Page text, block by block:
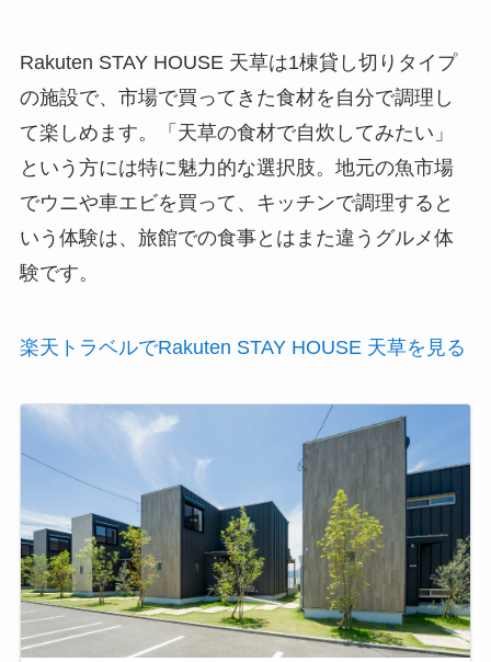
Rakuten STAY HOUSE 天草は1棟貸し切りタイプ
の施設で、市場で買ってきた食材を自分で調理し
て楽しめます。「天草の食材で自炊してみたい」
という方には特に魅力的な選択肢。地元の魚市場
でウニや車エビを買って、キッチンで調理すると
いう体験は、旅館での食事とはまた違うグルメ体
験です。
楽天トラベルでRakuten STAY HOUSE 天草を見る